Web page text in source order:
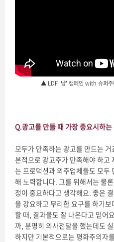
▲ LDF '냠' 캠페인 with 슈퍼주
Q.광고를 만들 때 가장 중요시하
모두가 만족하는 광고를 만드는
본적으로 광고주가 만족해야 하고
는 프로덕션과 외주업체들도 모두
해 노력합니다. 그를 위해서는 물
정이 중요하다고 생각해요. 좋은
을 강요하고 무리한 요구를 하기
할 때, 결과물도 잘 나온다고 믿어
까, 분명히 의사전달을 했는데도
하지만 기본적으로는 평화주의자